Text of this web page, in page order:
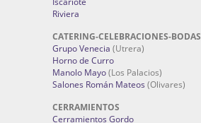
Riviera
CATERING-CELEBRACIONES-BODAS
Grupo Venecia (Utrera)
Horno de Curro
Manolo Mayo(Los Palacios)
Salones Román Mateos (Olivares)
CERRAMIENTOS
Cerramientos Gordo